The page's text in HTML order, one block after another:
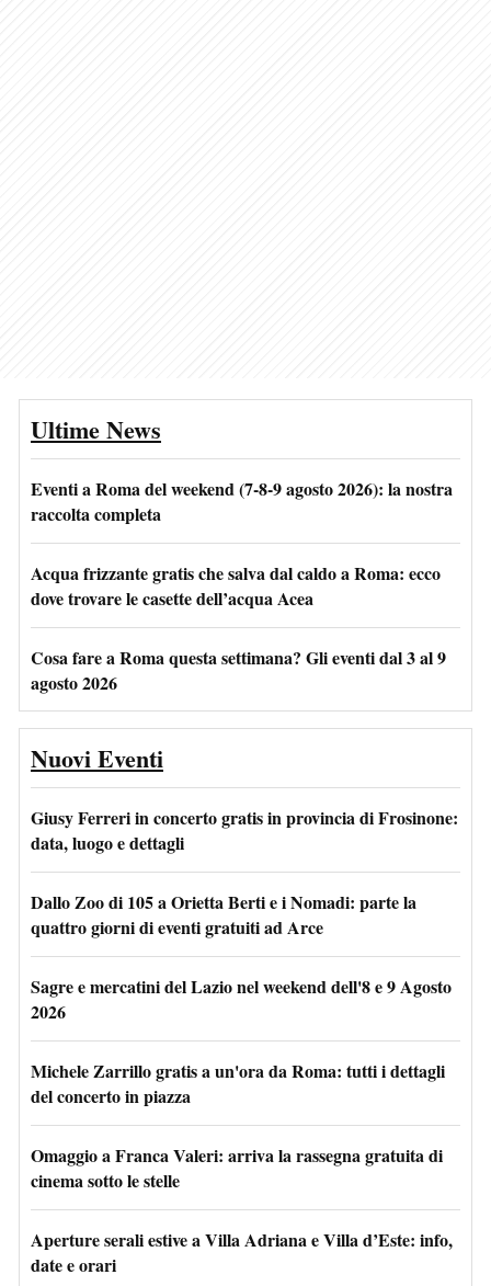
Ultime News
Eventi a Roma del weekend (7-8-9 agosto 2026): la nostra
raccolta completa
Acqua frizzante gratis che salva dal caldo a Roma: ecco
dove trovare le casette dell’acqua Acea
Cosa fare a Roma questa settimana? Gli eventi dal 3 al 9
agosto 2026
Nuovi Eventi
Giusy Ferreri in concerto gratis in provincia di Frosinone:
data, luogo e dettagli
Dallo Zoo di 105 a Orietta Berti e i Nomadi: parte la
quattro giorni di eventi gratuiti ad Arce
Sagre e mercatini del Lazio nel weekend dell'8 e 9 Agosto
2026
Michele Zarrillo gratis a un'ora da Roma: tutti i dettagli
del concerto in piazza
Omaggio a Franca Valeri: arriva la rassegna gratuita di
cinema sotto le stelle
Aperture serali estive a Villa Adriana e Villa d’Este: info,
date e orari